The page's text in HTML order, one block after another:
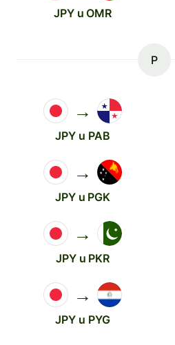
JPY u OMR
P
→
JPY u PAB
→
JPY u PGK
→
JPY u PKR
→
JPY u PYG